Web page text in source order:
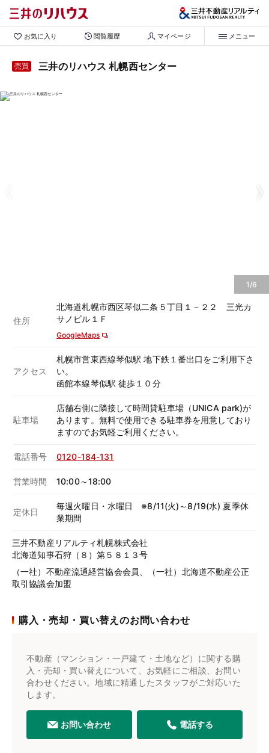
お気に入り 閲覧履歴 マイページ メニュー
売買 三井のリハウス 札幌西センター
1/6
住所
北海道札幌市西区琴似二条５丁目１－２２ 三光カ
サノビル１Ｆ
GoogleMaps
アクセス
札幌市営東西線琴似駅 地下鉄１番出口をご利用下さ
い。
函館本線琴似駅 徒歩１０分
駐車場
店舗右側に隣接して時間貸駐車場（UNICA park)が
あります。無料で使用できる駐車券を用意しており
ますのでお気軽ご利用ください。
電話番号 0120-184-131
営業時間 10:00～18:00
定休日
毎週火曜日・水曜日 ※8/11(火)～8/19(水) 夏季休
業期間
三井不動産リアルティ札幌株式会社
北海道知事石狩（８）第５８１３号
（一社）不動産流通経営協会会員、（一社）北海道不動産公正
取引協議会加盟
購入・売却・買い替えのお問い合わせ
不動産（マンション・一戸建て・土地など）に関する購
入・売却・買い替えについて、お気軽にご相談、お問い
合わせください。地域に精通したスタッフがご対応いた
します。
お問い合わせ 電話する